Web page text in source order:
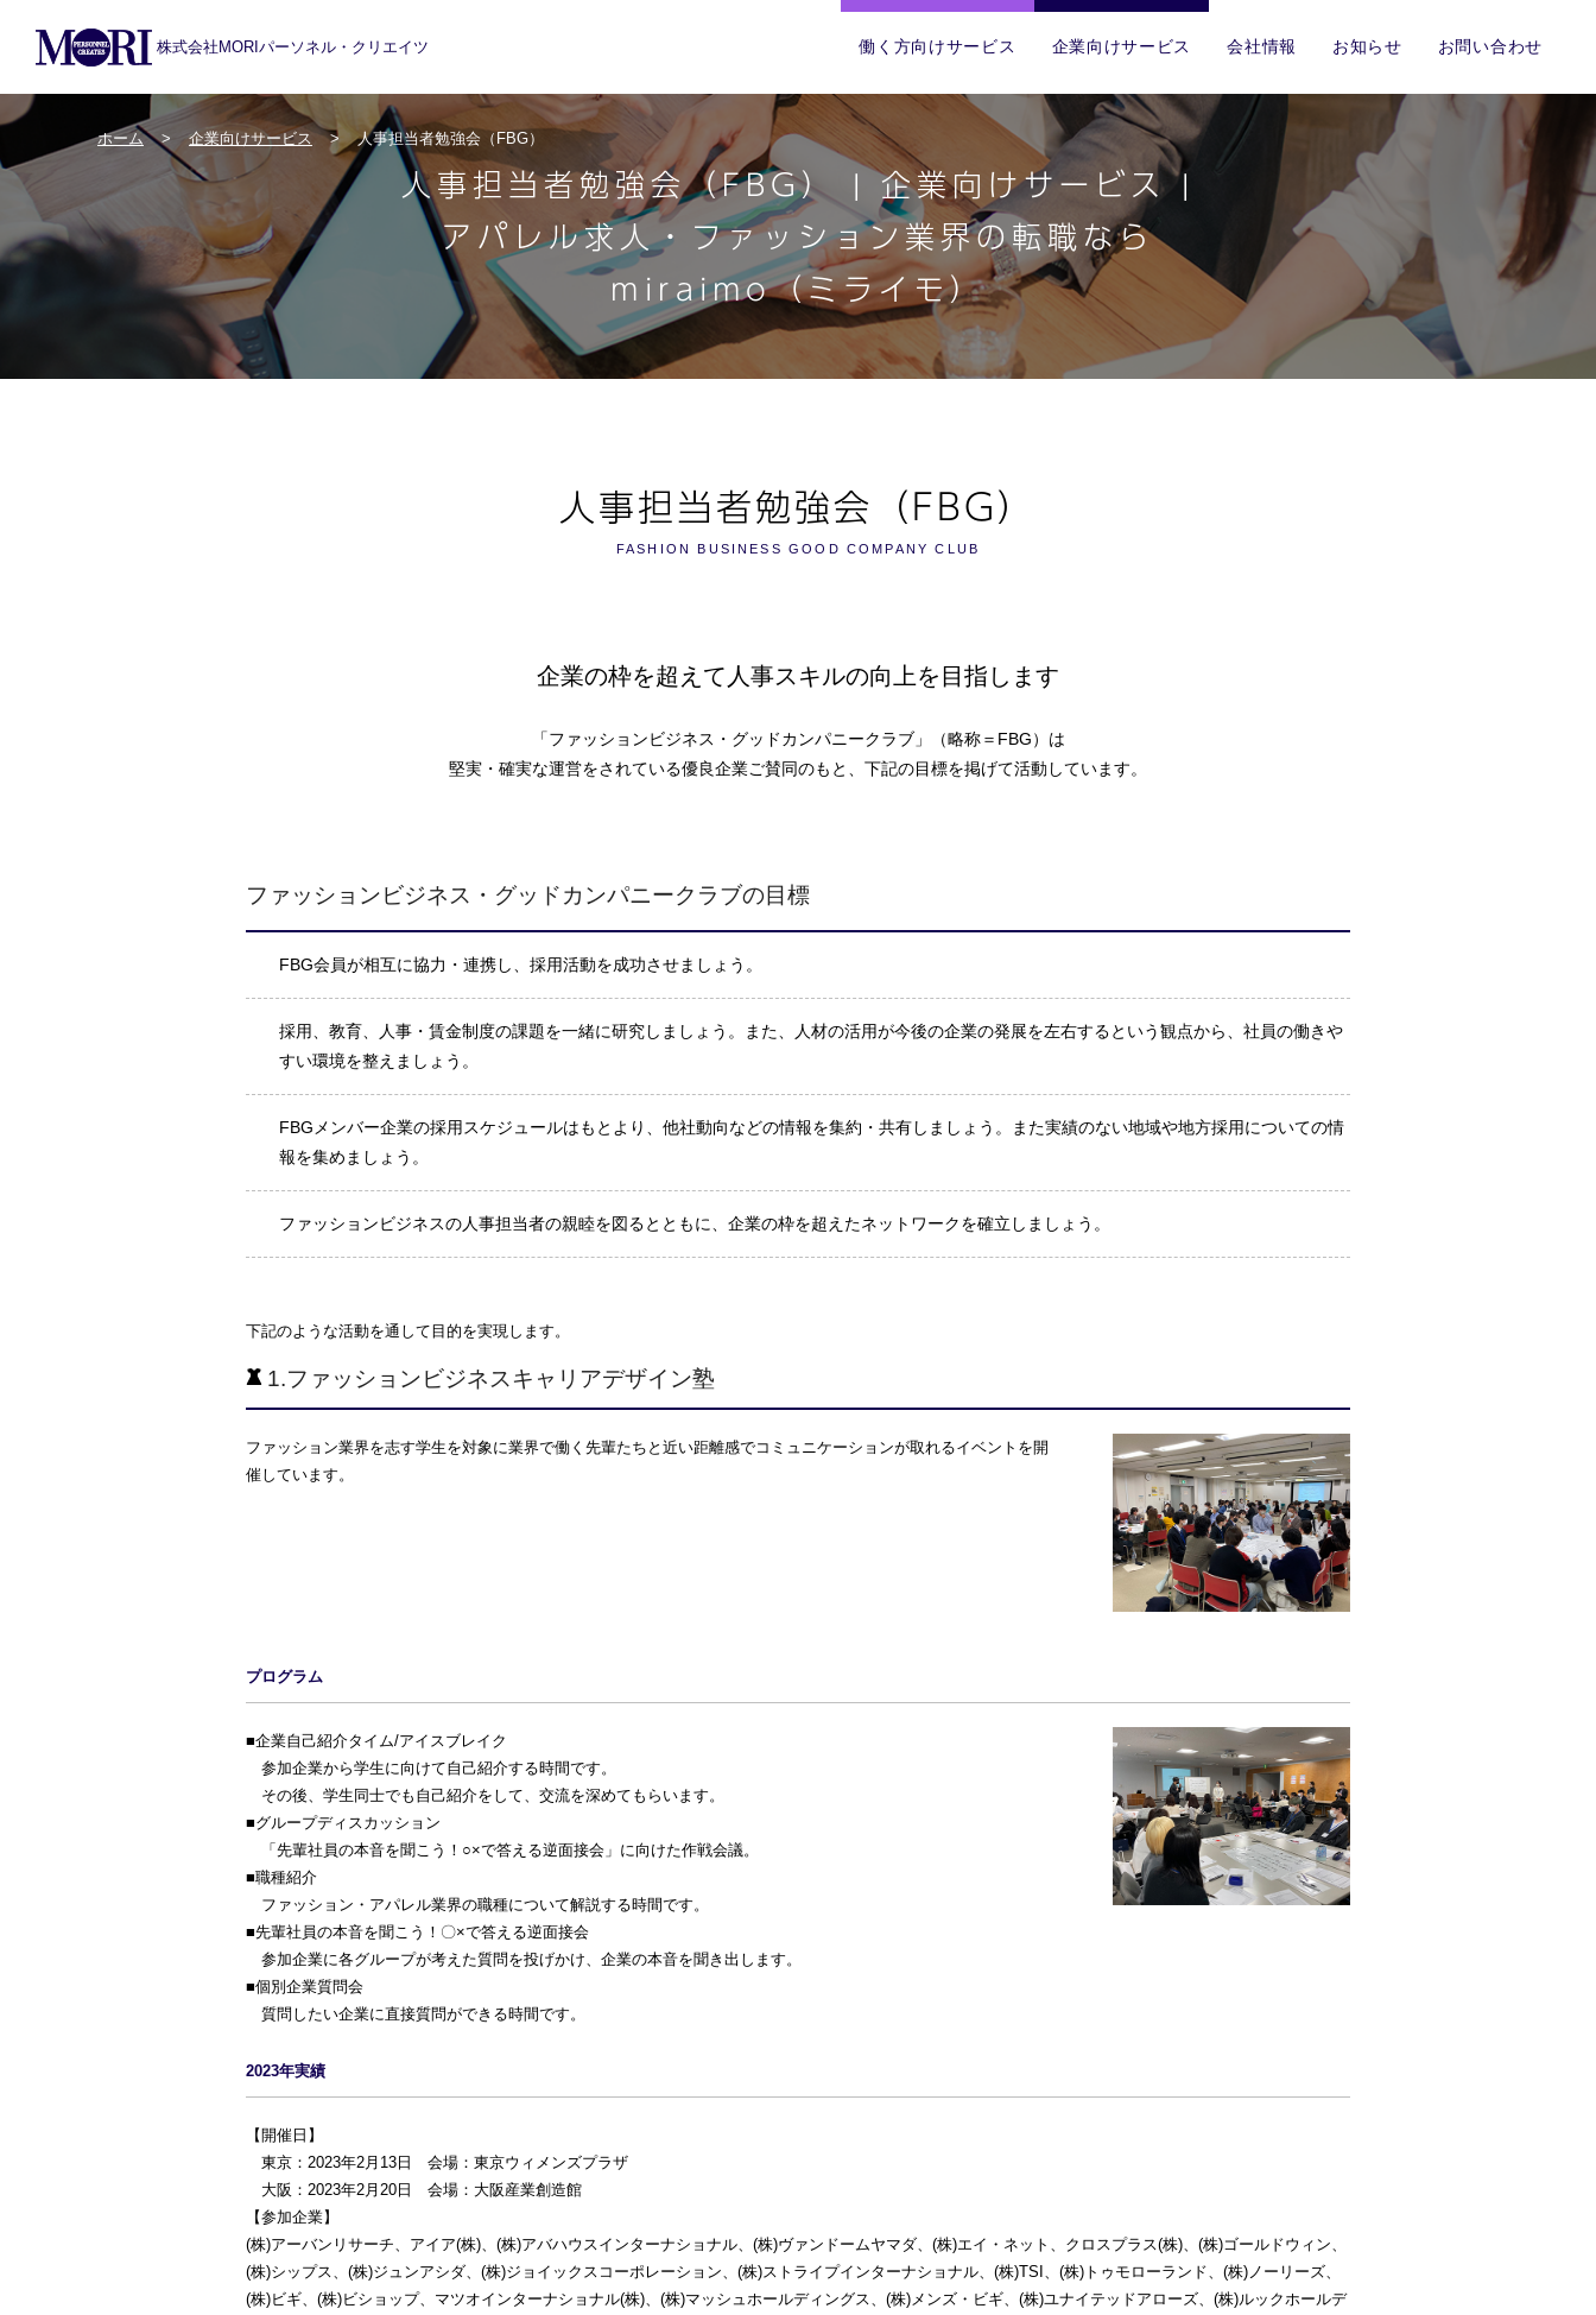
株式会社MORIパーソネル・クリエイツ 働く方向けサービス 企業向けサービス 会社情報 お知らせ お問い合わせ
ホーム 企業向けサービス 人事担当者勉強会（FBG）
人事担当者勉強会（FBG） | 企業向けサービス |
アパレル求人・ファッション業界の転職なら
miraimo（ミライモ）
人事担当者勉強会（FBG）
FASHION BUSINESS GOOD COMPANY CLUB
企業の枠を超えて人事スキルの向上を目指します
「ファッションビジネス・グッドカンパニークラブ」（略称＝FBG）は
堅実・確実な運営をされている優良企業ご賛同のもと、下記の目標を掲げて活動しています。
ファッションビジネス・グッドカンパニークラブの目標
FBG会員が相互に協力・連携し、採用活動を成功させましょう。
採用、教育、人事・賃金制度の課題を一緒に研究しましょう。また、人材の活用が今後の企業の発展を左右するという観点から、社員の働きや
すい環境を整えましょう。
FBGメンバー企業の採用スケジュールはもとより、他社動向などの情報を集約・共有しましょう。また実績のない地域や地方採用についての情
報を集めましょう。
ファッションビジネスの人事担当者の親睦を図るとともに、企業の枠を超えたネットワークを確立しましょう。
下記のような活動を通して目的を実現します。
1.ファッションビジネスキャリアデザイン塾
ファッション業界を志す学生を対象に業界で働く先輩たちと近い距離感でコミュニケーションが取れるイベントを開
催しています。
プログラム
■企業自己紹介タイム/アイスブレイク
参加企業から学生に向けて自己紹介する時間です。
その後、学生同士でも自己紹介をして、交流を深めてもらいます。
■グループディスカッション
「先輩社員の本音を聞こう！○×で答える逆面接会」に向けた作戦会議。
■職種紹介
ファッション・アパレル業界の職種について解説する時間です。
■先輩社員の本音を聞こう！〇×で答える逆面接会
参加企業に各グループが考えた質問を投げかけ、企業の本音を聞き出します。
■個別企業質問会
質問したい企業に直接質問ができる時間です。
2023年実績
【開催日】
東京：2023年2月13日 会場：東京ウィメンズプラザ
大阪：2023年2月20日 会場：大阪産業創造館
【参加企業】
(株)アーバンリサーチ、アイア(株)、(株)アバハウスインターナショナル、(株)ヴァンドームヤマダ、(株)エイ・ネット、クロスプラス(株)、(株)ゴールドウィン、
(株)シップス、(株)ジュンアシダ、(株)ジョイックスコーポレーション、(株)ストライプインターナショナル、(株)TSI、(株)トゥモローランド、(株)ノーリーズ、
(株)ビギ、(株)ビショップ、マツオインターナショナル(株)、(株)マッシュホールディングス、(株)メンズ・ビギ、(株)ユナイテッドアローズ、(株)ルックホールデ